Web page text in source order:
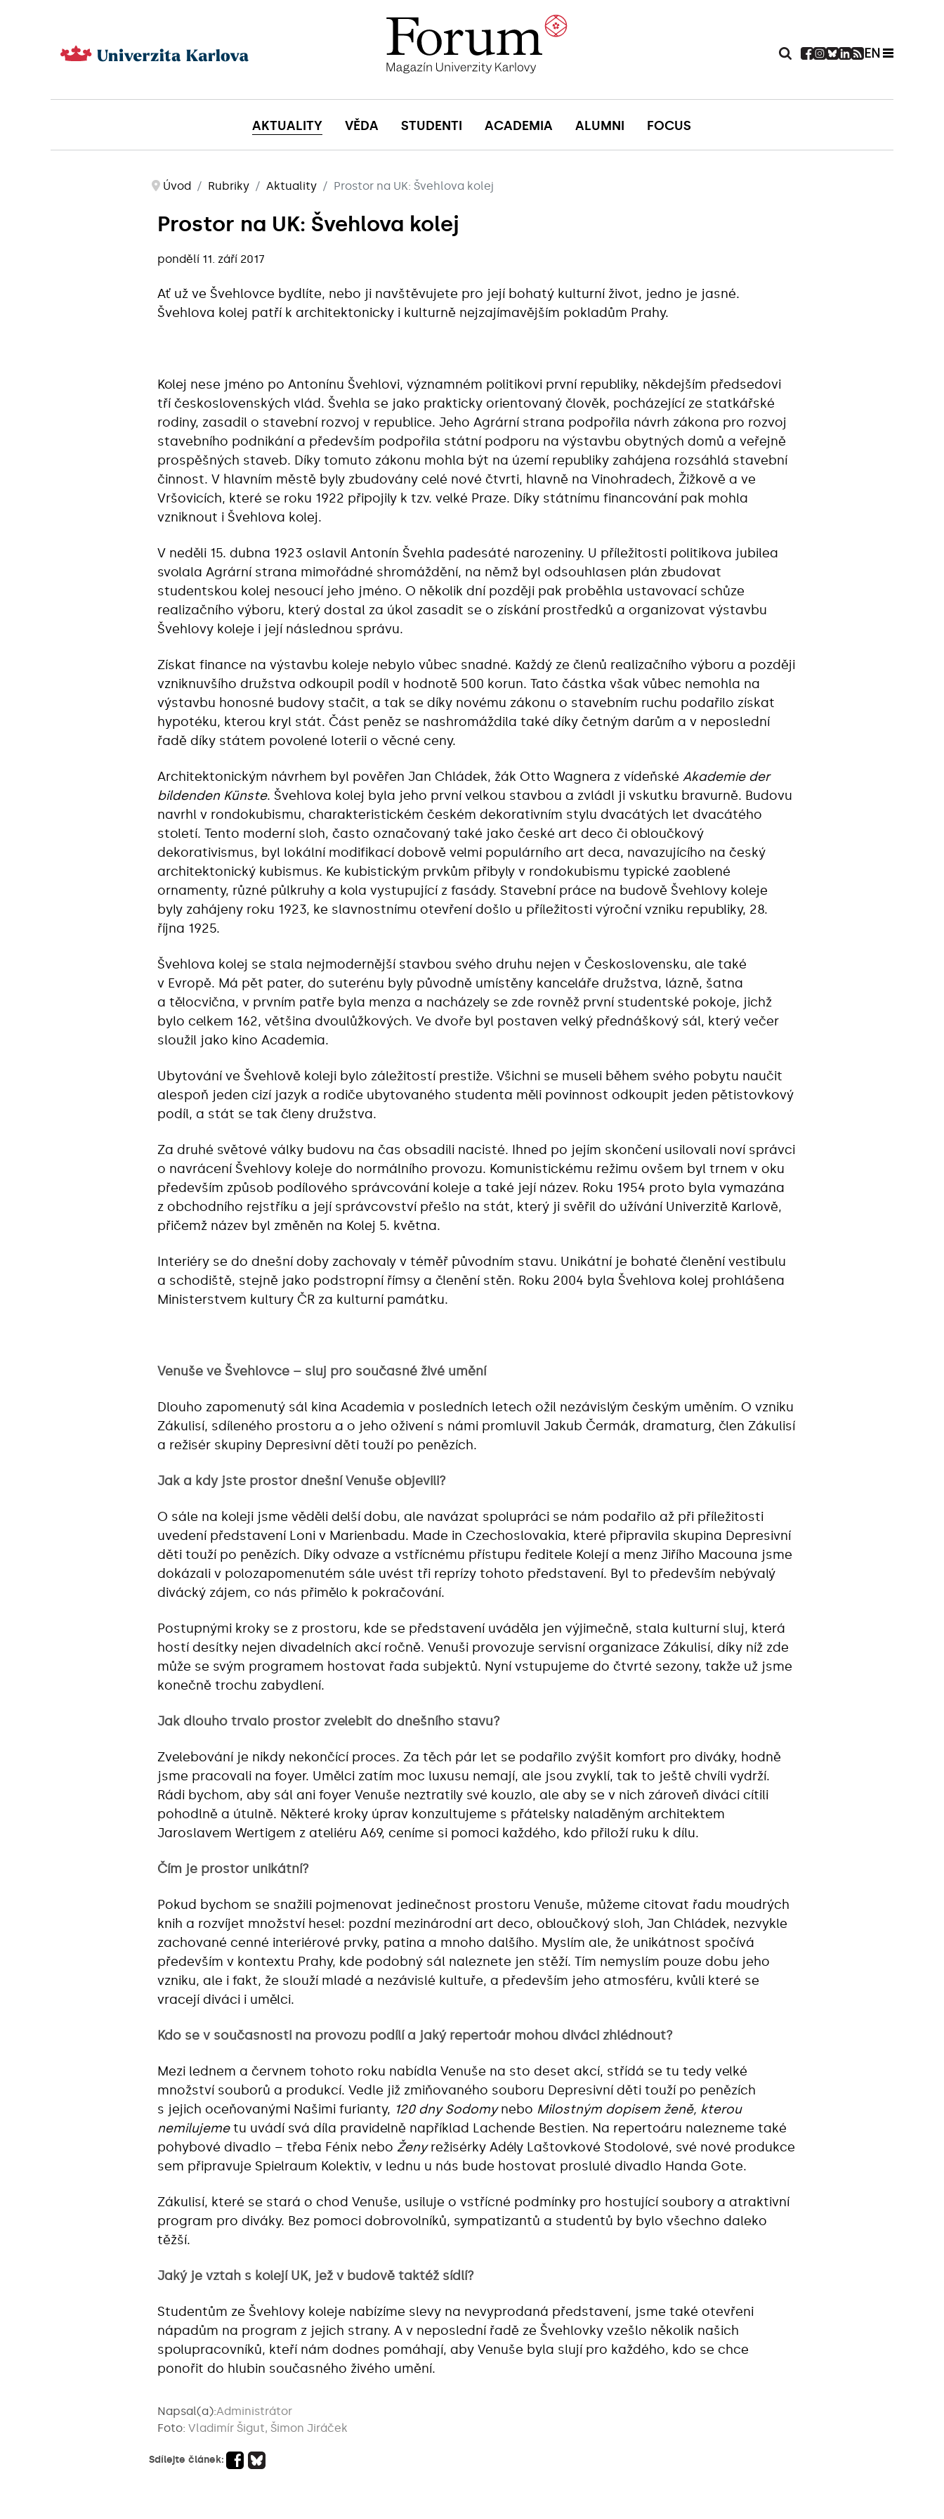
EN
AKTUALITY VĚDA STUDENTI ACADEMIA ALUMNI FOCUS
Úvod Rubriky Aktuality Prostor na UK: Švehlova kolej
Prostor na UK: Švehlova kolej
pondělí 11. září 2017
Ať už ve Švehlovce bydlíte, nebo ji navštěvujete pro její bohatý kulturní život, jedno je jasné.
Švehlova kolej patří k architektonicky i kulturně nejzajímavějším pokladům Prahy.
Kolej nese jméno po Antonínu Švehlovi, významném politikovi první republiky, někdejším předsedovi
tří československých vlád. Švehla se jako prakticky orientovaný člověk, pocházející ze statkářské
rodiny, zasadil o stavební rozvoj v republice. Jeho Agrární strana podpořila návrh zákona pro rozvoj
stavebního podnikání a především podpořila státní podporu na výstavbu obytných domů a veřejně
prospěšných staveb. Díky tomuto zákonu mohla být na území republiky zahájena rozsáhlá stavební
činnost. V hlavním městě byly zbudovány celé nové čtvrti, hlavně na Vinohradech, Žižkově a ve
Vršovicích, které se roku 1922 připojily k tzv. velké Praze. Díky státnímu financování pak mohla
vzniknout i Švehlova kolej.
V neděli 15. dubna 1923 oslavil Antonín Švehla padesáté narozeniny. U příležitosti politikova jubilea
svolala Agrární strana mimořádné shromáždění, na němž byl odsouhlasen plán zbudovat
studentskou kolej nesoucí jeho jméno. O několik dní později pak proběhla ustavovací schůze
realizačního výboru, který dostal za úkol zasadit se o získání prostředků a organizovat výstavbu
Švehlovy koleje i její následnou správu.
Získat finance na výstavbu koleje nebylo vůbec snadné. Každý ze členů realizačního výboru a později
vzniknuvšího družstva odkoupil podíl v hodnotě 500 korun. Tato částka však vůbec nemohla na
výstavbu honosné budovy stačit, a tak se díky novému zákonu o stavebním ruchu podařilo získat
hypotéku, kterou kryl stát. Část peněz se nashromáždila také díky četným darům a v neposlední
řadě díky státem povolené loterii o věcné ceny.
Architektonickým návrhem byl pověřen Jan Chládek, žák Otto Wagnera z vídeňské Akademie der
bildenden Künste. Švehlova kolej byla jeho první velkou stavbou a zvládl ji vskutku bravurně. Budovu
navrhl v rondokubismu, charakteristickém českém dekorativním stylu dvacátých let dvacátého
století. Tento moderní sloh, často označovaný také jako české art deco či obloučkový
dekorativismus, byl lokální modifikací dobově velmi populárního art deca, navazujícího na český
architektonický kubismus. Ke kubistickým prvkům přibyly v rondokubismu typické zaoblené
ornamenty, různé půlkruhy a kola vystupující z fasády. Stavební práce na budově Švehlovy koleje
byly zahájeny roku 1923, ke slavnostnímu otevření došlo u příležitosti výroční vzniku republiky, 28.
října 1925.
Švehlova kolej se stala nejmodernější stavbou svého druhu nejen v Československu, ale také
v Evropě. Má pět pater, do suterénu byly původně umístěny kanceláře družstva, lázně, šatna
a tělocvična, v prvním patře byla menza a nacházely se zde rovněž první studentské pokoje, jichž
bylo celkem 162, většina dvoulůžkových. Ve dvoře byl postaven velký přednáškový sál, který večer
sloužil jako kino Academia.
Ubytování ve Švehlově koleji bylo záležitostí prestiže. Všichni se museli během svého pobytu naučit
alespoň jeden cizí jazyk a rodiče ubytovaného studenta měli povinnost odkoupit jeden pětistovkový
podíl, a stát se tak členy družstva.
Za druhé světové války budovu na čas obsadili nacisté. Ihned po jejím skončení usilovali noví správci
o navrácení Švehlovy koleje do normálního provozu. Komunistickému režimu ovšem byl trnem v oku
především způsob podílového správcování koleje a také její název. Roku 1954 proto byla vymazána
z obchodního rejstříku a její správcovství přešlo na stát, který ji svěřil do užívání Univerzitě Karlově,
přičemž název byl změněn na Kolej 5. května.
Interiéry se do dnešní doby zachovaly v téměř původním stavu. Unikátní je bohaté členění vestibulu
a schodiště, stejně jako podstropní římsy a členění stěn. Roku 2004 byla Švehlova kolej prohlášena
Ministerstvem kultury ČR za kulturní památku.
Venuše ve Švehlovce – sluj pro současné živé umění
Dlouho zapomenutý sál kina Academia v posledních letech ožil nezávislým českým uměním. O vzniku
Zákulisí, sdíleného prostoru a o jeho oživení s námi promluvil Jakub Čermák, dramaturg, člen Zákulisí
a režisér skupiny Depresivní děti touží po penězích.
Jak a kdy jste prostor dnešní Venuše objevili?
O sále na koleji jsme věděli delší dobu, ale navázat spolupráci se nám podařilo až při příležitosti
uvedení představení Loni v Marienbadu. Made in Czechoslovakia, které připravila skupina Depresivní
děti touží po penězích. Díky odvaze a vstřícnému přístupu ředitele Kolejí a menz Jiřího Macouna jsme
dokázali v polozapomenutém sále uvést tři reprízy tohoto představení. Byl to především nebývalý
divácký zájem, co nás přimělo k pokračování.
Postupnými kroky se z prostoru, kde se představení uváděla jen výjimečně, stala kulturní sluj, která
hostí desítky nejen divadelních akcí ročně. Venuši provozuje servisní organizace Zákulisí, díky níž zde
může se svým programem hostovat řada subjektů. Nyní vstupujeme do čtvrté sezony, takže už jsme
konečně trochu zabydlení.
Jak dlouho trvalo prostor zvelebit do dnešního stavu?
Zvelebování je nikdy nekončící proces. Za těch pár let se podařilo zvýšit komfort pro diváky, hodně
jsme pracovali na foyer. Umělci zatím moc luxusu nemají, ale jsou zvyklí, tak to ještě chvíli vydrží.
Rádi bychom, aby sál ani foyer Venuše neztratily své kouzlo, ale aby se v nich zároveň diváci cítili
pohodlně a útulně. Některé kroky úprav konzultujeme s přátelsky naladěným architektem
Jaroslavem Wertigem z ateliéru A69, ceníme si pomoci každého, kdo přiloží ruku k dílu.
Čím je prostor unikátní?
Pokud bychom se snažili pojmenovat jedinečnost prostoru Venuše, můžeme citovat řadu moudrých
knih a rozvíjet množství hesel: pozdní mezinárodní art deco, obloučkový sloh, Jan Chládek, nezvykle
zachované cenné interiérové prvky, patina a mnoho dalšího. Myslím ale, že unikátnost spočívá
především v kontextu Prahy, kde podobný sál naleznete jen stěží. Tím nemyslím pouze dobu jeho
vzniku, ale i fakt, že slouží mladé a nezávislé kultuře, a především jeho atmosféru, kvůli které se
vracejí diváci i umělci.
Kdo se v současnosti na provozu podílí a jaký repertoár mohou diváci zhlédnout?
Mezi lednem a červnem tohoto roku nabídla Venuše na sto deset akcí, střídá se tu tedy velké
množství souborů a produkcí. Vedle již zmiňovaného souboru Depresivní děti touží po penězích
s jejich oceňovanými Našimi furianty, 120 dny Sodomynebo Milostným dopisem ženě, kterou
nemilujemetu uvádí svá díla pravidelně například Lachende Bestien. Na repertoáru nalezneme také
pohybové divadlo – třeba Fénix nebo Ženyrežisérky Adély Laštovkové Stodolové, své nové produkce
sem připravuje Spielraum Kolektiv, v lednu u nás bude hostovat proslulé divadlo Handa Gote.
Zákulisí, které se stará o chod Venuše, usiluje o vstřícné podmínky pro hostující soubory a atraktivní
program pro diváky. Bez pomoci dobrovolníků, sympatizantů a studentů by bylo všechno daleko
těžší.
Jaký je vztah s kolejí UK, jež v budově taktéž sídlí?
Studentům ze Švehlovy koleje nabízíme slevy na nevyprodaná představení, jsme také otevřeni
nápadům na program z jejich strany. A v neposlední řadě ze Švehlovky vzešlo několik našich
spolupracovníků, kteří nám dodnes pomáhají, aby Venuše byla slují pro každého, kdo se chce
ponořit do hlubin současného živého umění.
Napsal(a):Administrátor
Foto: Vladimír Šigut, Šimon Jiráček
Sdílejte článek: